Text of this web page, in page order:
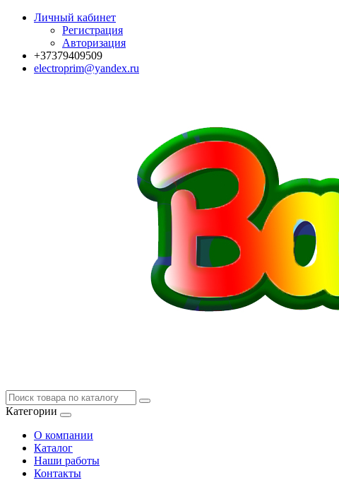
Личный кабинет
Регистрация
Авторизация
+37379409509
electroprim@yandex.ru
Категории
О компании
Каталог
Наши работы
Контакты